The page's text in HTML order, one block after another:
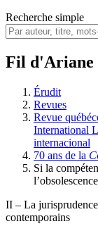
Recherche simple
Fil d'Ariane
Érudit
Revues
Revue
International
internacional
70 ans de la
Si la
II – La
contemporains